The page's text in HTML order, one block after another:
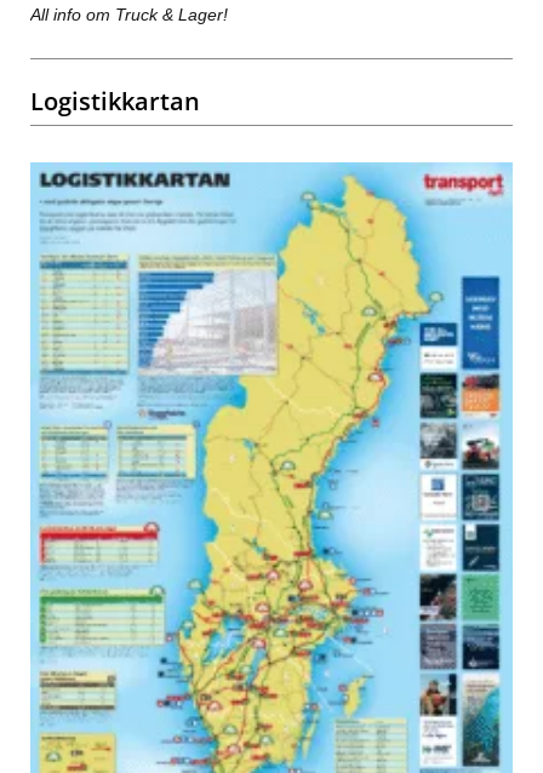
All info om Truck & Lager!
Logistikkartan